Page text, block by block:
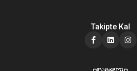
Takipte Kal